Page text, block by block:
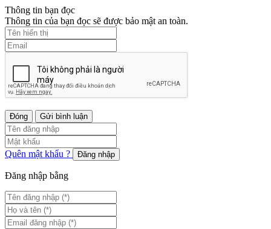
Thông tin bạn đọc
Thông tin của bạn đọc sẽ được bảo mật an toàn.
Đóng Gửi bình luận
Quên mật khẩu ? Đăng nhập
Đăng nhập bằng